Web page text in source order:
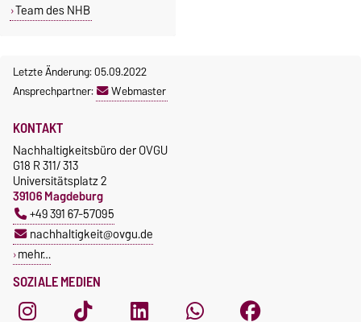
Team des NHB
Letzte Änderung: 05.09.2022
Ansprechpartner:
Webmaster
SOZIALE MEDIEN
KONTAKT
Nachhaltigkeitsbüro der OVGU
G18 R 311/ 313
Universitätsplatz 2
39106 Magdeburg
+49 391 67-57095
nachhaltigkeit@ovgu.de
mehr…